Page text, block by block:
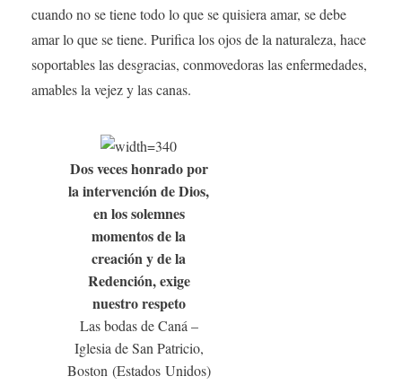
cuando no se tiene todo lo que se quisiera amar, se debe
amar lo que se tiene. Purifica los ojos de la naturaleza, hace
soportables las desgracias, conmovedoras las enfermedades,
amables la vejez y las canas.
Dos veces honrado por
la intervención de Dios,
en los solemnes
momentos de la
creación y de la
Redención, exige
nuestro respeto
Las bodas de Caná –
Iglesia de San Patricio,
Boston (Estados Unidos)